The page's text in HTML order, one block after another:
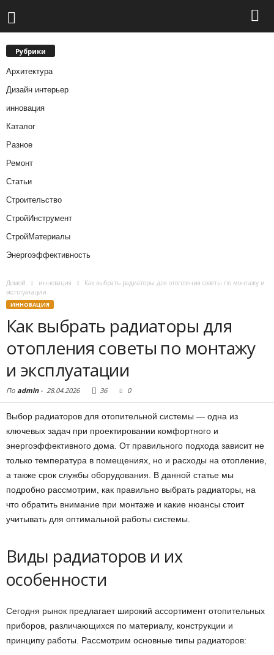
Рубрики
Архитектура
Дизайн интерьер
инновация
Каталог
Разное
Ремонт
Статьи
Строительство
СтройИнструмент
СтройМатериалы
Энергоэффективность
Домой инновация
Как выбрать радиаторы для отопления советы по монтажу и
эксплуатации
ИННОВАЦИЯ
Как выбрать радиаторы для
отопления советы по монтажу
и эксплуатации
По admin- 28.04.2026 36 0
Выбор радиаторов для отопительной системы — одна из
ключевых задач при проектировании комфортного и
энергоэффективного дома. От правильного подхода зависит не
только температура в помещениях, но и расходы на отопление,
а также срок службы оборудования. В данной статье мы
подробно рассмотрим, как правильно выбрать радиаторы, на
что обратить внимание при монтаже и какие нюансы стоит
учитывать для оптимальной работы системы.
Виды радиаторов и их
особенности
Сегодня рынок предлагает широкий ассортимент отопительных
приборов, различающихся по материалу, конструкции и
принципу работы. Рассмотрим основные типы радиаторов: